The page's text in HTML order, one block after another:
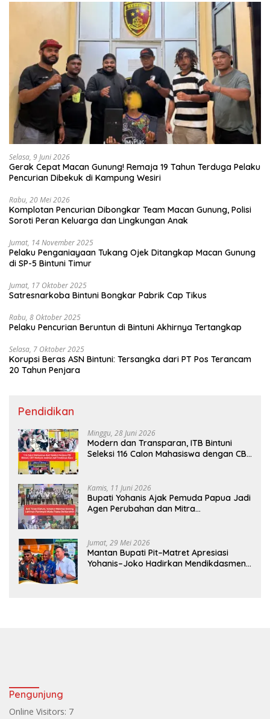
Selasa, 9 Juni 2026
Gerak Cepat Macan Gunung! Remaja 19 Tahun Terduga Pelaku
Pencurian Dibekuk di Kampung Wesiri
Rabu, 20 Mei 2026
Komplotan Pencurian Dibongkar Team Macan Gunung, Polisi
Soroti Peran Keluarga dan Lingkungan Anak
Jumat, 14 November 2025
Pelaku Penganiayaan Tukang Ojek Ditangkap Macan Gunung
di SP-5 Bintuni Timur
Jumat, 17 Oktober 2025
Satresnarkoba Bintuni Bongkar Pabrik Cap Tikus
Rabu, 8 Oktober 2025
Pelaku Pencurian Beruntun di Bintuni Akhirnya Tertangkap
Selasa, 7 Oktober 2025
Korupsi Beras ASN Bintuni: Tersangka dari PT Pos Terancam
20 Tahun Penjara
Pendidikan
Minggu, 28 Juni 2026
Modern dan Transparan, ITB Bintuni
Seleksi 116 Calon Mahasiswa dengan CBT
Kamis, 11 Juni 2026
Bupati Yohanis Ajak Pemuda Papua Jadi
Agen Perubahan dan Mitra
Jumat, 29 Mei 2026
Mantan Bupati Pit–Matret Apresiasi
Yohanis–Joko Hadirkan Mendikdasmen
Pengunjung
Online Visitors: 7